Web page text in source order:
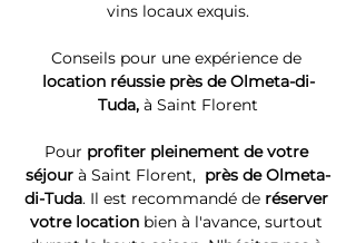
vins locaux exquis.
Conseils pour une expérience de
location réussie près de Olmeta-di-
Tuda, à Saint Florent
Pour profiter pleinement de votre
séjour à Saint Florent, près de Olmeta-
di-Tuda. Il est recommandé de réserver
votre location bien à l'avance, surtout